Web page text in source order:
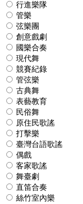
行進樂隊
管樂
弦樂團
創意戲劇
國樂合奏
現代舞
競賽紀錄
管弦樂
古典舞
表藝教育
民俗舞
原住民歌謠
打擊樂
臺灣台語歌謠
偶戲
客家歌謠
舞臺劇
直笛合奏
絲竹室內樂